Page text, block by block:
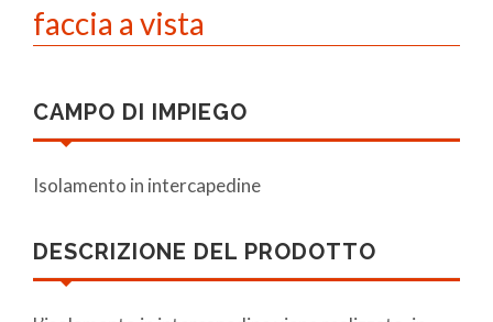
faccia a vista
CAMPO DI IMPIEGO
Isolamento in intercapedine
DESCRIZIONE DEL PRODOTTO